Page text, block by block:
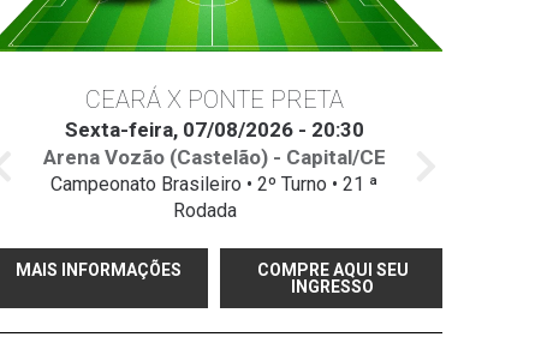
CEARÁ X PONTE PRETA
Sexta-feira, 07/08/2026 - 20:30
Arena Vozão (Castelão) - Capital/CE
Campeonato Brasileiro • 2º Turno • 21 ª
Rodada
MAIS INFORMAÇÕES
COMPRE AQUI SEU
INGRESSO